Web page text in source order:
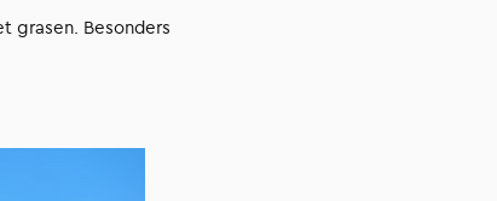
grasen. Besonders